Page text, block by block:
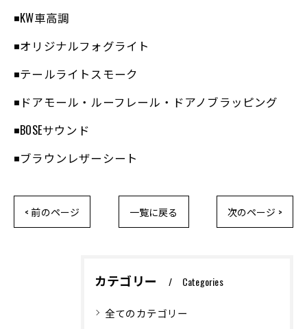
◾️KW車高調
◾️オリジナルフォグライト
◾️テールライトスモーク
◾️ドアモール・ルーフレール・ドアノブラッピング
◾️BOSEサウンド
◾️ブラウンレザーシート
< 前のページ 一覧に戻る 次のページ >
カテゴリー Categories
全てのカテゴリー